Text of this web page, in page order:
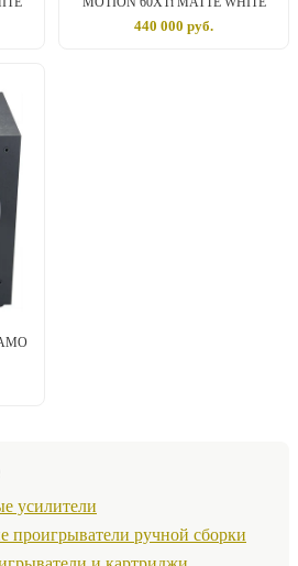
440 000 руб.
усилители
проигрыватели ручной сборки